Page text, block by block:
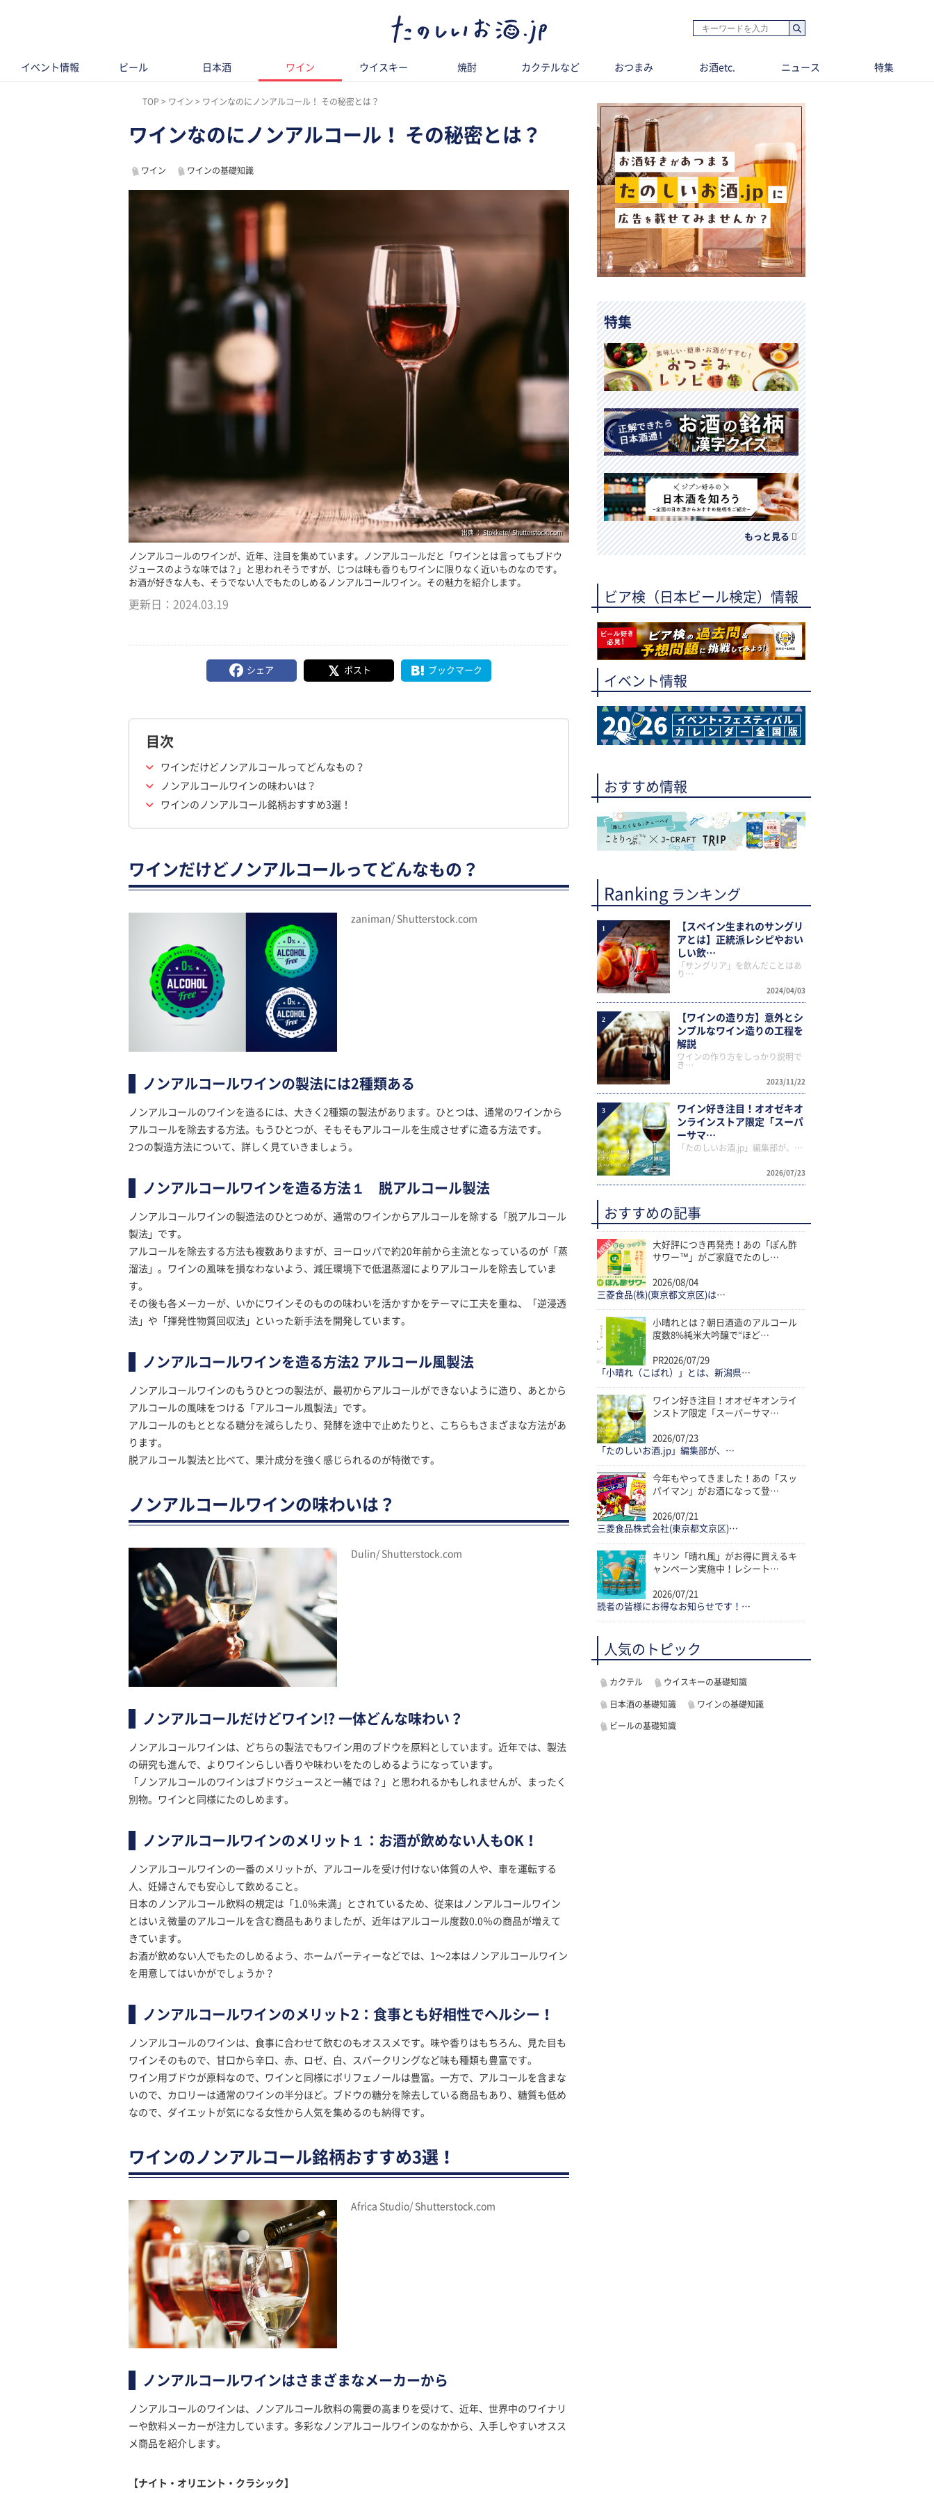
イベント情報 ビール 日本酒 ワイン ウイスキー 焼酎 カクテルなど おつまみ お酒etc. ニュース 特集
TOP ワイン ワインなのにノンアルコール！ その秘密とは？
ワインなのにノンアルコール！ その秘密とは？
ワイン ワインの基礎知識
出典 ： Stokkete/ Shutterstock.com
ノンアルコールのワインが、近年、注目を集めています。ノンアルコールだと「ワインとは言ってもブドウ
ジュースのような味では？」と思われそうですが、じつは味も香りもワインに限りなく近いものなのです。
お酒が好きな人も、そうでない人でもたのしめるノンアルコールワイン。その魅力を紹介します。
更新日： 2024.03.19
シェア ポスト ブックマーク
目次
ワインだけどノンアルコールってどんなもの？
ノンアルコールワインの味わいは？
ワインのノンアルコール銘柄おすすめ3選！
ワインだけどノンアルコールってどんなもの？
zaniman/ Shutterstock.com
ノンアルコールワインの製法には2種類ある
ノンアルコールのワインを造るには、大きく2種類の製法があります。ひとつは、通常のワインから
アルコールを除去する方法。もうひとつが、そもそもアルコールを生成させずに造る方法です。
2つの製造方法について、詳しく見ていきましょう。
ノンアルコールワインを造る方法１ 脱アルコール製法
ノンアルコールワインの製造法のひとつめが、通常のワインからアルコールを除する「脱アルコール
製法」です。
アルコールを除去する方法も複数ありますが、ヨーロッパで約20年前から主流となっているのが「蒸
溜法」。ワインの風味を損なわないよう、減圧環境下で低温蒸溜によりアルコールを除去していま
す。
その後も各メーカーが、いかにワインそのものの味わいを活かすかをテーマに工夫を重ね、「逆浸透
法」や「揮発性物質回収法」といった新手法を開発しています。
ノンアルコールワインを造る方法2 アルコール風製法
ノンアルコールワインのもうひとつの製法が、最初からアルコールができないように造り、あとから
アルコールの風味をつける「アルコール風製法」です。
アルコールのもととなる糖分を減らしたり、発酵を途中で止めたりと、こちらもさまざまな方法があ
ります。
脱アルコール製法と比べて、果汁成分を強く感じられるのが特徴です。
ノンアルコールワインの味わいは？
Dulin/ Shutterstock.com
ノンアルコールだけどワイン!? 一体どんな味わい？
ノンアルコールワインは、どちらの製法でもワイン用のブドウを原料としています。近年では、製法
の研究も進んで、よりワインらしい香りや味わいをたのしめるようになっています。
「ノンアルコールのワインはブドウジュースと一緒では？」と思われるかもしれませんが、まったく
別物。ワインと同様にたのしめます。
ノンアルコールワインのメリット１：お酒が飲めない人もOK！
ノンアルコールワインの一番のメリットが、アルコールを受け付けない体質の人や、車を運転する
人、妊婦さんでも安心して飲めること。
日本のノンアルコール飲料の規定は「1.0％未満」とされているため、従来はノンアルコールワイン
とはいえ微量のアルコールを含む商品もありましたが、近年はアルコール度数0.0％の商品が増えて
きています。
お酒が飲めない人でもたのしめるよう、ホームパーティーなどでは、1〜2本はノンアルコールワイン
を用意してはいかがでしょうか？
ノンアルコールワインのメリット2：食事とも好相性でヘルシー！
ノンアルコールのワインは、食事に合わせて飲むのもオススメです。味や香りはもちろん、見た目も
ワインそのもので、甘口から辛口、赤、ロゼ、白、スパークリングなど味も種類も豊富です。
ワイン用ブドウが原料なので、ワインと同様にポリフェノールは豊富。一方で、アルコールを含まな
いので、カロリーは通常のワインの半分ほど。ブドウの糖分を除去している商品もあり、糖質も低め
なので、ダイエットが気になる女性から人気を集めるのも納得です。
ワインのノンアルコール銘柄おすすめ3選！
Africa Studio/ Shutterstock.com
ノンアルコールワインはさまざまなメーカーから
ノンアルコールのワインは、ノンアルコール飲料の需要の高まりを受けて、近年、世界中のワイナリ
ーや飲料メーカーが注力しています。多彩なノンアルコールワインのなかから、入手しやすいオスス
メ商品を紹介します。
【ナイト・オリエント・クラシック】
特集
もっと見る
ビア検（日本ビール検定）情報
イベント情報
おすすめ情報
Ranking ランキング
1
【スペイン生まれのサングリ
アとは】正統派レシピやおい
しい飲…
2024/04/03
「サングリア」を飲んだことはあ
り…
2
【ワインの造り方】意外とシ
ンプルなワイン造りの工程を
解説
2023/11/22
ワインの作り方をしっかり説明で
き…
3
ワイン好き注目！オオゼキオ
ンラインストア限定「スーパ
ーサマ…
2026/07/23
「たのしいお酒.jp」編集部が、…
おすすめの記事
大好評につき再発売！あの「ぽん酢
サワー™」がご家庭でたのし…
2026/08/04
三菱食品(株)(東京都文京区)は…
小晴れとは？朝日酒造のアルコール
度数8%純米大吟醸で“ほど…
PR2026/07/29
「小晴れ（こばれ）」とは、新潟県…
ワイン好き注目！オオゼキオンライ
ンストア限定「スーパーサマ…
2026/07/23
「たのしいお酒.jp」編集部が、…
今年もやってきました！あの「スッ
パイマン」がお酒になって登…
2026/07/21
三菱食品株式会社(東京都文京区)…
キリン「晴れ風」がお得に買えるキ
ャンペーン実施中！レシート…
2026/07/21
読者の皆様にお得なお知らせです！…
人気のトピック
カクテル ウイスキーの基礎知識
日本酒の基礎知識 ワインの基礎知識
ビールの基礎知識